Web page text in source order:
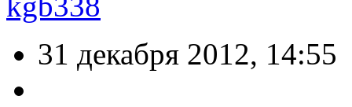
31 декабря 2012, 14:55